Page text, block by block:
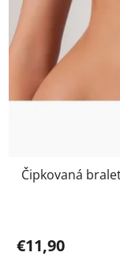
Čipkovaná
€11,90